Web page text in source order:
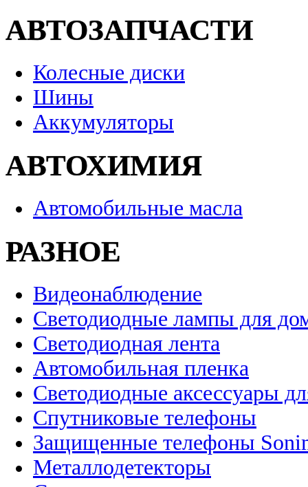
АВТОЗАПЧАСТИ
Колесные диски
Шины
Аккумуляторы
АВТОХИМИЯ
Автомобильные масла
РАЗНОЕ
Видеонаблюдение
Светодиодные лампы для
Светодиодная лента
Автомобильная пленка
Светодиодные аксессуары
Спутниковые телефоны
Защищенные телефоны
Металлодетекторы